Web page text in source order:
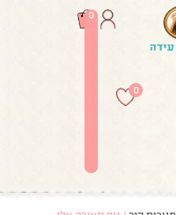
0
0